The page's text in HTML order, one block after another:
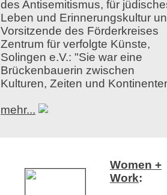
des Antisemitismus, für
Leben und Erinnerungskultur
Vorsitzende des Förderkreises
Zentrum für verfolgte Künste,
Solingen e.V.: "Sie war eine
Brückenbauerin zwischen
Kulturen, Zeiten und
mehr...
Women +
Work: